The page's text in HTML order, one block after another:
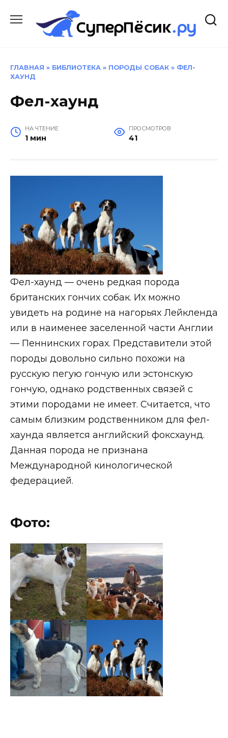
содержанию
ГЛАВНАЯ » БИБЛИОТЕКА » ПОРОДЫ СОБАК » ФЕЛ-
ХАУНД
Фел-хаунд
НА ЧТЕНИЕ
1 мин
ПРОСМОТРОВ
41
Фел-хаунд — очень редкая порода
британских гончих собак. Их можно
увидеть на родине на нагорьях Лейкленда
или в наименее заселенной части Англии
— Пеннинских горах. Представители этой
породы довольно сильно похожи на
русскую пегую гончую или эстонскую
гончую, однако родственных связей с
этими породами не имеет. Считается, что
самым близким родственником для фел-
хаунда является английский фоксхаунд.
Данная порода не признана
Международной кинологической
федерацией.
Фото: